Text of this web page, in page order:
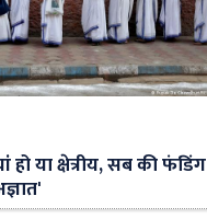
हो या क्षेत्रीय, सब की फंडिंग